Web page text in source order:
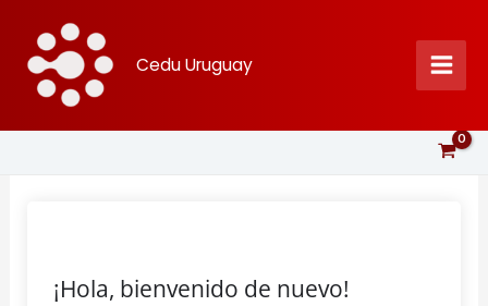
contenido
Cedu Uruguay
¡Hola, bienvenido de nuevo!